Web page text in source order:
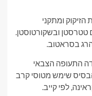
ומתקני
טטרסטן ובשקורטוסטן.
בסראטוב.
התעופה הצבאי
הבסיס שימש מטוסי קרב
לפי קייב.